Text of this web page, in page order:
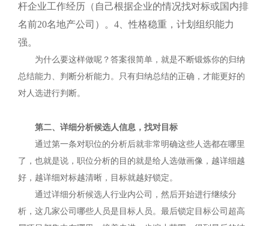
杆企业工作经历（自己根据企业的情况找对标或国内排
名前20名地产公司）。 4 、性格稳重，计划组织能力
强。
为什么要这样做呢？答案很简单，就是不断锻炼你的归纳
总结能力、判断分析能力。只有归纳总结的正确，才能更好的
对人选进行判断。
第二、详细分析候选人信息，找对目标
通过第一条对职位的分析后就非常明确这些人选都在哪里
了，也就是说，职位分析的目的就是给人选做画像，越详细越
好，越详细对标越清晰，目标就越好锁定。
通过详细分析候选人行业内公司，然后开始进行继续分
析，这几家公司哪些人员是目标人员。最后锁定目标公司超高